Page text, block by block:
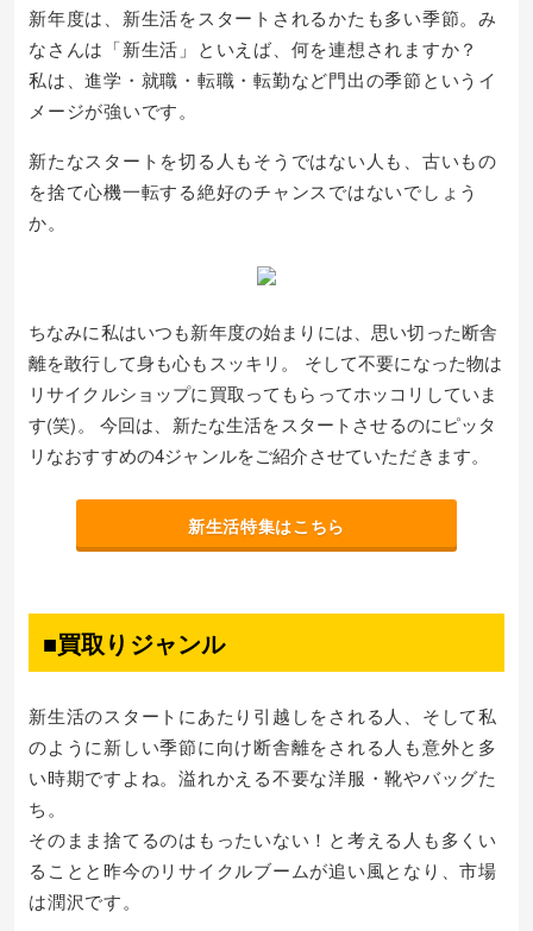
新年度は、新生活をスタートされるかたも多い季節。み
なさんは「新生活」といえば、何を連想されますか？
私は、進学・就職・転職・転勤など門出の季節というイ
メージが強いです。
新たなスタートを切る人もそうではない人も、古いもの
を捨て心機一転する絶好のチャンスではないでしょう
か。
ちなみに私はいつも新年度の始まりには、思い切った断舎
離を敢行して身も心もスッキリ。 そして不要になった物は
リサイクルショップに買取ってもらってホッコリしていま
す(笑)。 今回は、新たな生活をスタートさせるのにピッタ
リなおすすめの4ジャンルをご紹介させていただきます。
新生活特集はこちら
■買取りジャンル
新生活のスタートにあたり引越しをされる人、そして私
のように新しい季節に向け断舎離をされる人も意外と多
い時期ですよね。溢れかえる不要な洋服・靴やバッグた
ち。
そのまま捨てるのはもったいない！と考える人も多くい
ることと昨今のリサイクルブームが追い風となり、市場
は潤沢です。